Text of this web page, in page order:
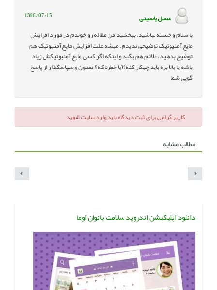
عسل یاسینی 1396/07/15
با سلام و خسته نباشید. ببخشید من مقاله رو خوندم در مورد افزایش
مایع آمنیوتیک توضیحی ندیدم. میشه علت افزایش مایع آمنیوتیک هم
توضیح بدهید. علائم هم بگید و اینکه اگر کسی مایع آمنیوتیکش زیاد
باشه یا بالا بره باید چیکار کنه؟آیا خطرناکه؟ ممنون و سپاسگذار از پاسخ
گویی شما
کاربر گرامی برای ثبت دیدگاه باید وارد سایت شوید
مطالب مشابه
دانلود اپلیکیشن اندروید سلامت بانوان اوما